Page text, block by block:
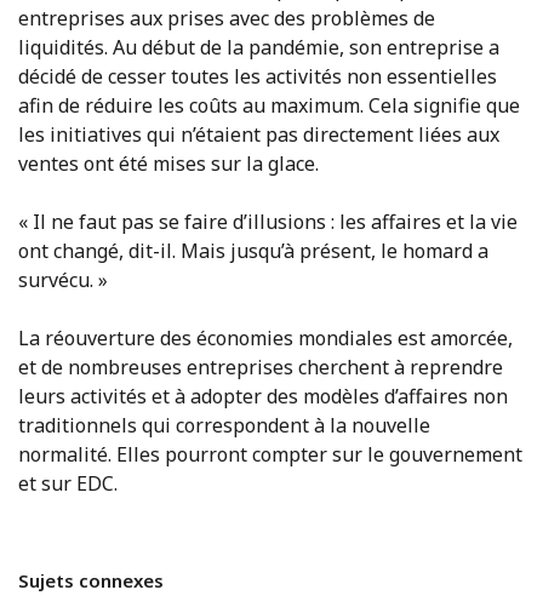
entreprises aux prises avec des problèmes de
liquidités. Au début de la pandémie, son entreprise a
décidé de cesser toutes les activités non essentielles
afin de réduire les coûts au maximum. Cela signifie que
les initiatives qui n’étaient pas directement liées aux
ventes ont été mises sur la glace.
« Il ne faut pas se faire d’illusions : les affaires et la vie
ont changé, dit-il. Mais jusqu’à présent, le homard a
survécu. »
La réouverture des économies mondiales est amorcée,
et de nombreuses entreprises cherchent à reprendre
leurs activités et à adopter des modèles d’affaires non
traditionnels qui correspondent à la nouvelle
normalité. Elles pourront compter sur le gouvernement
et sur EDC.
Sujets connexes